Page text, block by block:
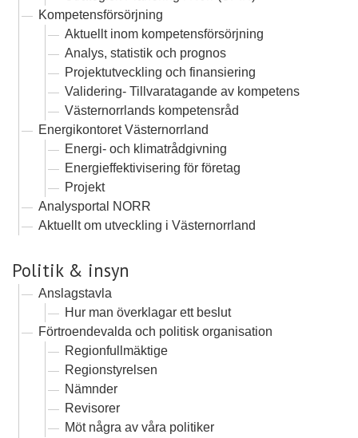
Kompetensförsörjning
Aktuellt inom kompetensförsörjning
Analys, statistik och prognos
Projektutveckling och finansiering
Validering- Tillvaratagande av kompetens
Västernorrlands kompetensråd
Energikontoret Västernorrland
Energi- och klimatrådgivning
Energieffektivisering för företag
Projekt
Analysportal NORR
Aktuellt om utveckling i Västernorrland
Politik & insyn
Anslagstavla
Hur man överklagar ett beslut
Förtroendevalda och politisk organisation
Regionfullmäktige
Regionstyrelsen
Nämnder
Revisorer
Möt några av våra politiker